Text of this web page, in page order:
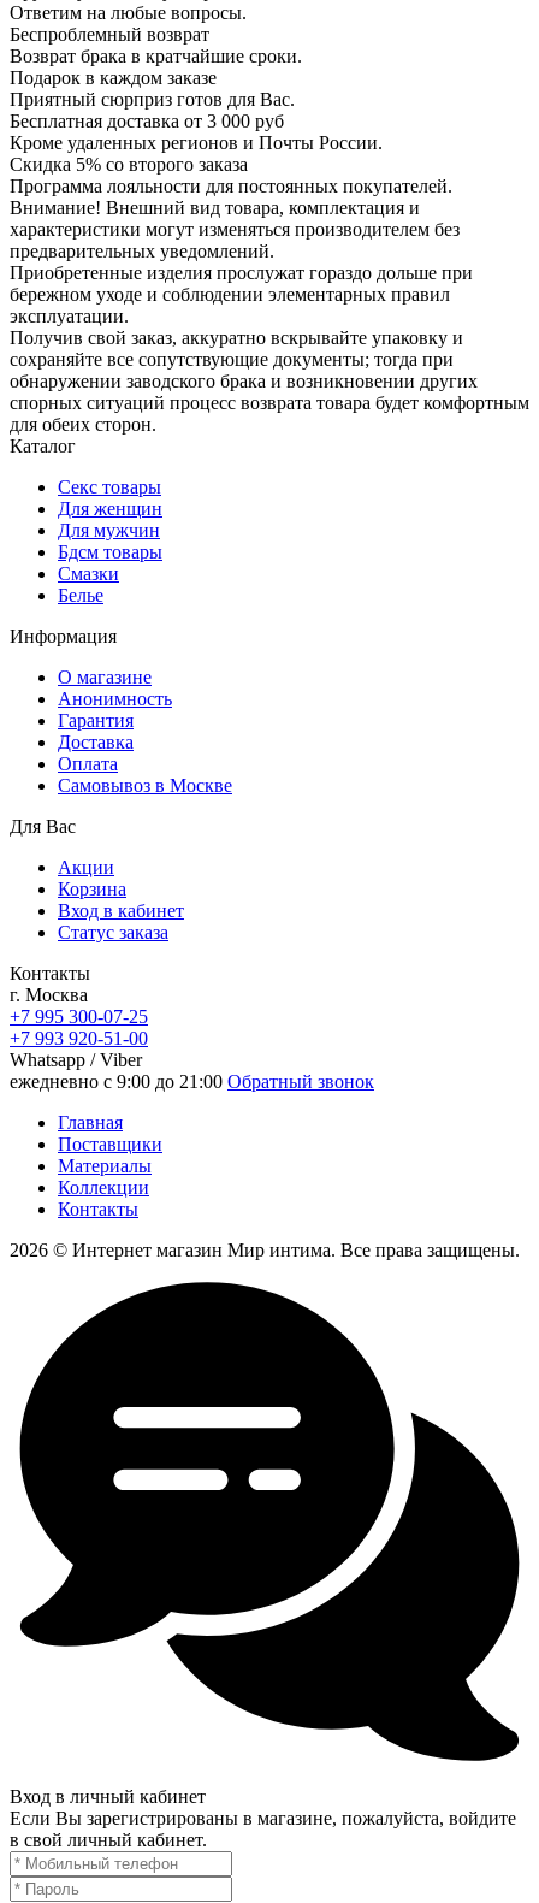
Ответим на любые вопросы.
Беспроблемный возврат
Возврат брака в кратчайшие сроки.
Подарок в каждом заказе
Приятный сюрприз готов для Вас.
Бесплатная доставка от 3 000 руб
Кроме удаленных регионов и Почты России.
Скидка 5% со второго заказа
Программа лояльности для постоянных покупателей.
Внимание! Внешний вид товара, комплектация и
характеристики могут изменяться производителем без
предварительных уведомлений.
Приобретенные изделия прослужат гораздо дольше при
бережном уходе и соблюдении элементарных правил
эксплуатации.
Получив свой заказ, аккуратно вскрывайте упаковку и
сохраняйте все сопутствующие документы; тогда при
обнаружении заводского брака и возникновении других
спорных ситуаций процесс возврата товара будет комфортным
для обеих сторон.
Каталог
Секс товары
Для женщин
Для мужчин
Бдсм товары
Смазки
Белье
Информация
О магазине
Анонимность
Гарантия
Доставка
Oплата
Самовывоз в Москве
Для Вас
Акции
Корзина
Вход в кабинет
Статус заказа
Контакты
г. Москва
+7 995 300-07-25
+7 993 920-51-00
Whatsapp / Viber
ежедневно с 9:00 до 21:00 Обратный звонок
Главная
Поставщики
Материалы
Коллекции
Контакты
2026 © Интернет магазин Мир интима. Все права защищены.
Вход в личный кабинет
Если Вы зарегистрированы в магазине, пожалуйста, войдите
в свой личный кабинет.